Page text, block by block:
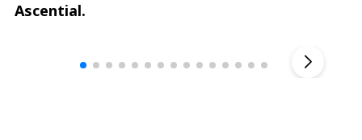
Ascential.